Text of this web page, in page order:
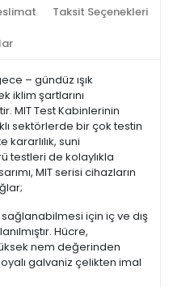
Taksit Seçenekleri
– gündüz ışık
iklim şartlarını
MIT Test Kabinlerinin
sektörlerde bir çok testin
kararlılık, suni
testleri de kolaylıkla
MIT serisi cihazların
için iç ve dış
Hücre,
nem değerinden
galvaniz çelikten imal